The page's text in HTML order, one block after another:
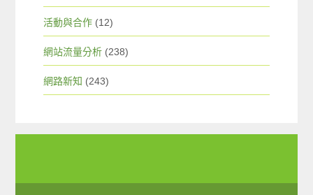
活動與合作 (12)
網站流量分析 (238)
網路新知 (243)